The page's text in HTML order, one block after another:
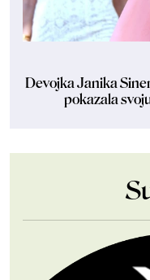
Devojka Janika
pokazala